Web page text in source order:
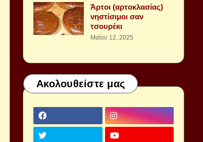
Άρτοι (αρτοκλασίας)
νηστίσιμοι σαν
τσουρέκι
Μαΐου 12, 2025
Ακολουθείστε μας